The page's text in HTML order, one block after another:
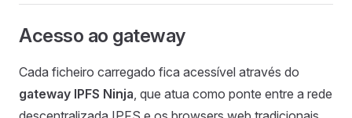
Acesso ao gateway
Cada ficheiro carregado fica acessível através do
gateway IPFS Ninja , que atua como ponte entre a rede